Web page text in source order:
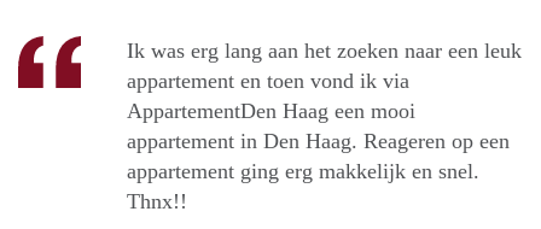
Ik was erg lang aan het zoeken naar een leuk
appartement en toen vond ik via
AppartementDen Haag een mooi
appartement in Den Haag. Reageren op een
appartement ging erg makkelijk en snel.
Thnx!!